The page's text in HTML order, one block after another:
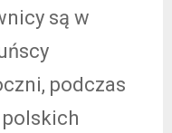
są w
podczas
polskich